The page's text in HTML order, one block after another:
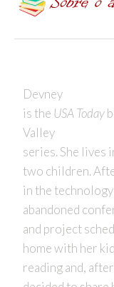
Devney
is the USA Today
Valley
series. She lives
two children.
in the
abandoned
and project
home with her
reading and,